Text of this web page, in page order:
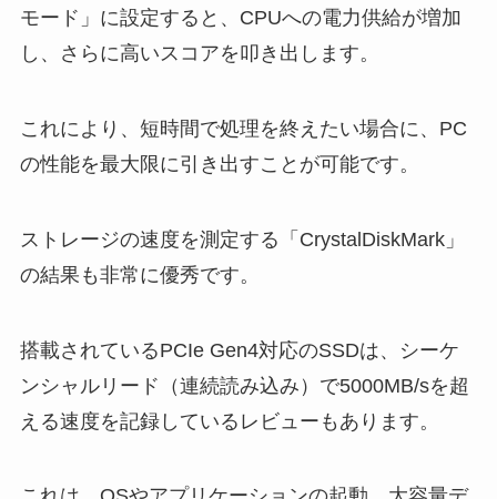
モード」に設定すると、CPUへの電力供給が増加
し、さらに高いスコアを叩き出します。
これにより、短時間で処理を終えたい場合に、PC
の性能を最大限に引き出すことが可能です。
ストレージの速度を測定する「CrystalDiskMark」
の結果も非常に優秀です。
搭載されているPCIe Gen4対応のSSDは、シーケ
ンシャルリード（連続読み込み）で5000MB/sを超
える速度を記録しているレビューもあります。